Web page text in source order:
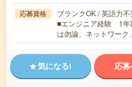
応募資格
ブランクOK / 英語力不
■エンジニア経験 1年
は勿論、ネットワー
気になる! 応